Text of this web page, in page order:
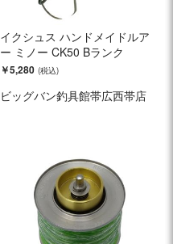
イクシュス ハンドメイドルア
ー ミノー CK50 Bランク
￥5,280
ビッグバン釣具館帯広西帯店